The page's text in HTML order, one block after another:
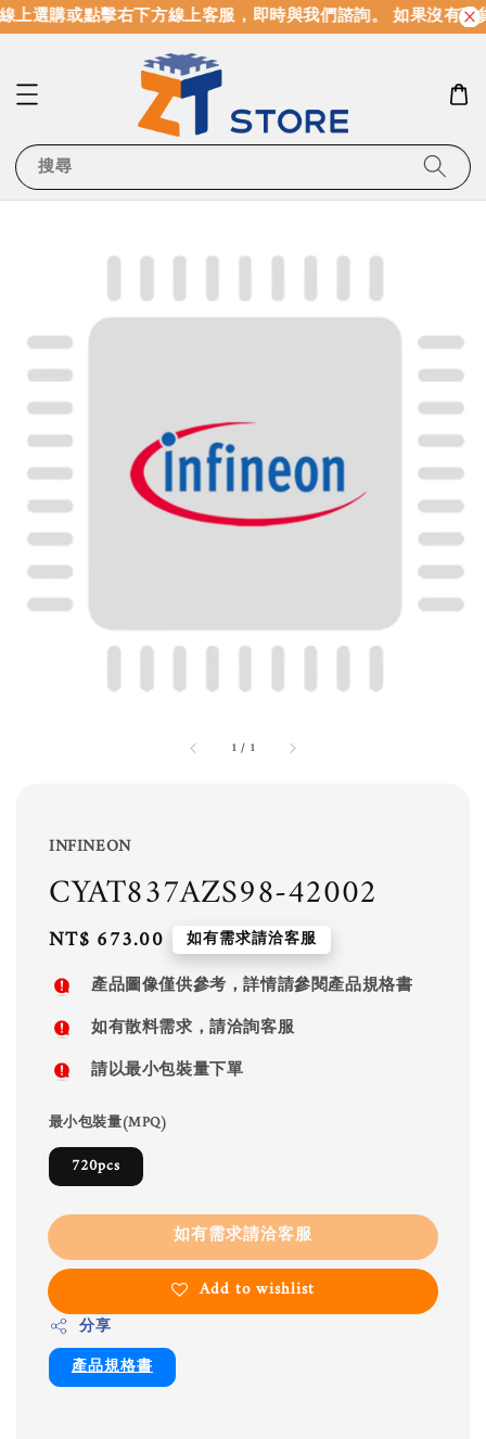
選購或點擊右下方線上客服，即時與我們諮詢。 如果沒有現
搜尋
1 / 1
INFINEON
CYAT837AZS98-42002
Regular
price
NT$ 673.00 如有需求請洽客服
產品圖像僅供參考，詳情請參閱產品規格書
如有散料需求，請洽詢客服
請以最小包裝量下單
最小包裝量(MPQ)
720pcs
如有需求請洽客服
Add to wishlist
分享
產品規格書